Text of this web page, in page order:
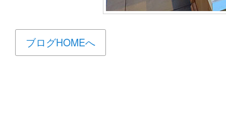
ブログHOMEへ